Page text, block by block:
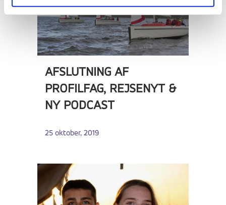
AFSLUTNING AF
PROFILFAG, REJSENYT &
NY PODCAST
25 oktober, 2019